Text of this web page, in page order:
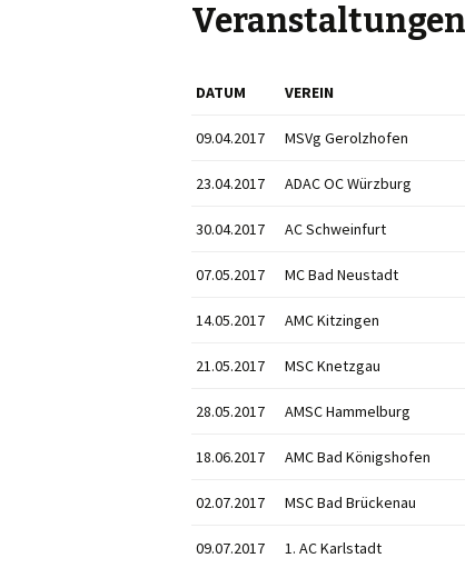
Veranstaltungen
DATUM VEREIN
09.04.2017 MSVg Gerolzhofen
23.04.2017 ADAC OC Würzburg
30.04.2017 AC Schweinfurt
07.05.2017 MC Bad Neustadt
14.05.2017 AMC Kitzingen
21.05.2017 MSC Knetzgau
28.05.2017 AMSC Hammelburg
18.06.2017 AMC Bad Königshofen
02.07.2017 MSC Bad Brückenau
09.07.2017 1. AC Karlstadt